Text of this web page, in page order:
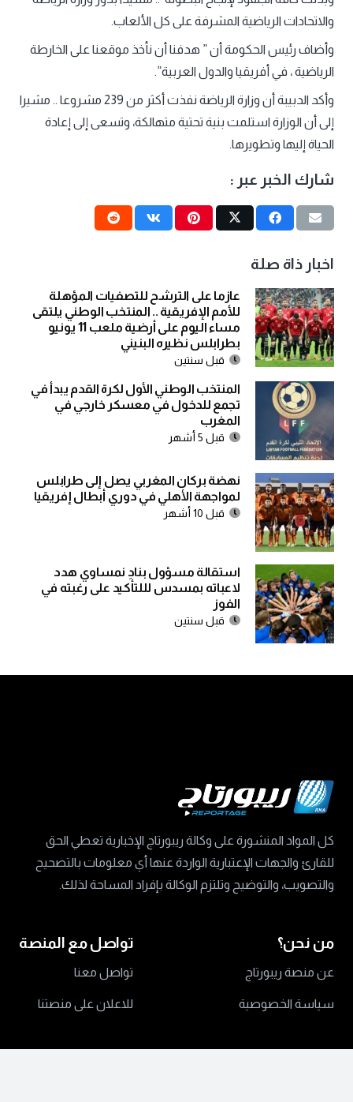
والاتحادات الرياضية المشرفة على كل الألعاب.
وأضاف رئيس الحكومة أن ” هدفنا أن نأخذ موقعنا على الخارطة
الرياضية ، في أفريقيا والدول العربية”.
وأكد الدبيبة أن وزارة الرياضة نفذت أكثر من 239 مشروعا .. مشيرا
إلى أن الوزارة استلمت بنية تحتية متهالكة، وتسعى إلى إعادة
الحياة إليها وتطويرها.
شارك الخبر عبر :
اخبار ذاة صلة
عازما على الترشح للتصفيات المؤهلة
للأمم الإفريقية .. المنتخب الوطني يلتقى
مساء اليوم على أرضية ملعب 11 يونيو
بطرابلس نظيره البنيني
قبل سنتين
المنتخب الوطني الأول لكرة القدم يبدأ في
تجمع للدخول في معسكر خارجي في
المغرب
قبل 5 أشهر
نهضة بركان المغربي يصل إلى طرابلس
لمواجهة الأهلي في دوري أبطال إفريقيا
قبل 10 أشهر
استقالة مسؤول بنادِ نمساوي هدد
لاعباته بمسدس لللتأكيد على رغبته في
الفوز
قبل سنتين
كل المواد المنشورة على وكالة ريبورتاج الإخبارية تعطي الحق
للقارئ والجهات الإعتبارية الواردة عنها أي معلومات بالتصحيح
والتصويب، والتوضيح وتلتزم الوكالة بإفراد المساحة لذلك.
من نحن؟
عن منصة ريبورتاج
سياسة الخصوصية
تواصل مع المنصة
تواصل معنا
للاعلان على منصتنا